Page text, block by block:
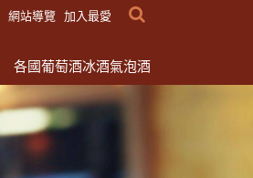
網站導覽 加入最愛
各國葡萄酒冰酒氣泡酒